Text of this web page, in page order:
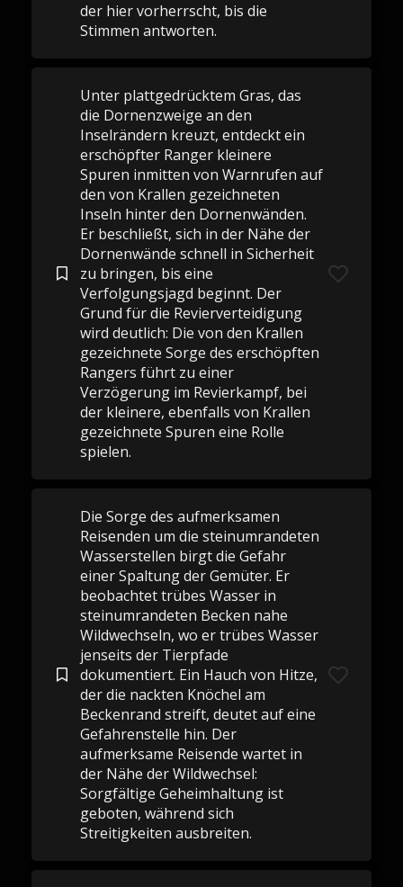
der hier vorherrscht, bis die
Stimmen antworten.
Unter plattgedrücktem Gras, das
die Dornenzweige an den
Inselrändern kreuzt, entdeckt ein
erschöpfter Ranger kleinere
Spuren inmitten von Warnrufen auf
den von Krallen gezeichneten
Inseln hinter den Dornenwänden.
Er beschließt, sich in der Nähe der
Dornenwände schnell in Sicherheit
zu bringen, bis eine
Verfolgungsjagd beginnt. Der
Grund für die Revierverteidigung
wird deutlich: Die von den Krallen
gezeichnete Sorge des erschöpften
Rangers führt zu einer
Verzögerung im Revierkampf, bei
der kleinere, ebenfalls von Krallen
gezeichnete Spuren eine Rolle
spielen.
Die Sorge des aufmerksamen
Reisenden um die steinumrandeten
Wasserstellen birgt die Gefahr
einer Spaltung der Gemüter. Er
beobachtet trübes Wasser in
steinumrandeten Becken nahe
Wildwechseln, wo er trübes Wasser
jenseits der Tierpfade
dokumentiert. Ein Hauch von Hitze,
der die nackten Knöchel am
Beckenrand streift, deutet auf eine
Gefahrenstelle hin. Der
aufmerksame Reisende wartet in
der Nähe der Wildwechsel:
Sorgfältige Geheimhaltung ist
geboten, während sich
Streitigkeiten ausbreiten.